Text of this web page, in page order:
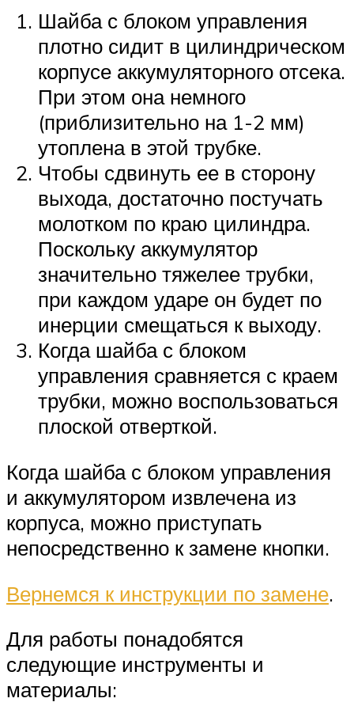
Шайба с блоком управления
плотно сидит в цилиндрическом
корпусе аккумуляторного отсека.
При этом она немного
(приблизительно на 1-2 мм)
утоплена в этой трубке.
Чтобы сдвинуть ее в сторону
выхода, достаточно постучать
молотком по краю цилиндра.
Поскольку аккумулятор
значительно тяжелее трубки,
при каждом ударе он будет по
инерции смещаться к выходу.
Когда шайба с блоком
управления сравняется с краем
трубки, можно воспользоваться
плоской отверткой.
Когда шайба с блоком управления
и аккумулятором извлечена из
корпуса, можно приступать
непосредственно к замене кнопки.
Вернемся к инструкции по замене.
Для работы понадобятся
следующие инструменты и
материалы: